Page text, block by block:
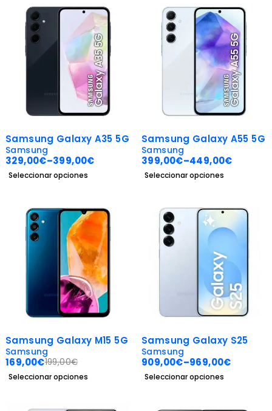
-27%
Samsung Galaxy A35 5G
Samsung
329,00€–399,00€
Seleccionar opciones
-20%
Samsung Galaxy A55 5G
Samsung
399,00€–449,00€
Seleccionar opciones
-15%
Samsung Galaxy M15 5G
Samsung
199,00€
169,00€
Seleccionar opciones
-17%
Samsung Galaxy S25
Samsung
909,00€–969,00€
Seleccionar opciones